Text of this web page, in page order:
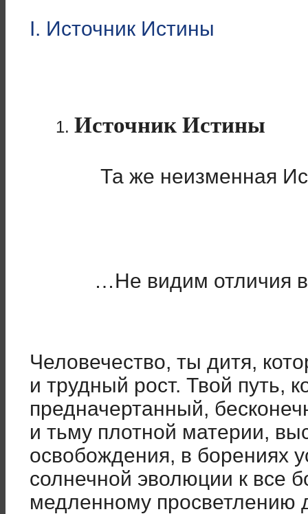
I. Источник Истины
Источник Истины
Та же неизменная
…Не видим отличия
Человечество, ты дитя,
и трудный рост. Твой путь,
предначертанный,
и тьму плотной материи,
освобождения, в борениях
солнечной эволюции к все
медленному просветлению